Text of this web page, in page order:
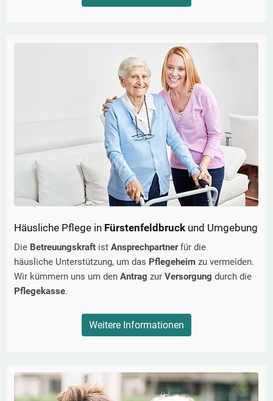
Häusliche Pflege in Fürstenfeldbruck und Umgebung
Die Betreuungskraft ist Ansprechpartnerfür die
häusliche Unterstützung, um das Pflegeheim zu vermeiden.
Wir kümmern uns um den Antrag zur Versorgung durch die
Pflegekasse.
Weitere Informationen